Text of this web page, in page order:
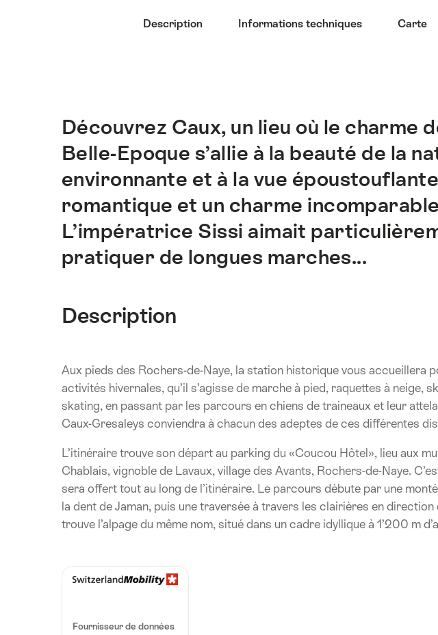
points
forts
sur
page.
Description Informations techniques Carte
Introduction
Découvrez Caux, un lieu où le charme
Belle-Epoque s’allie à la beauté de la
environnante et à la vue
romantique et un charme
L’impératrice Sissi aimait
pratiquer de longues marches...
Description
Aux pieds des Rochers-de-Naye, la station historique vous accueillera
activités hivernales, qu’il s’agisse de marche à pied, raquettes à neige,
skating, en passant par les parcours en chiens de traineaux et leur
Caux-Gresaleys conviendra à chacun des adeptes de ces différentes
L’itinéraire trouve son départ au parking du «Coucou Hôtel», lieu aux
Chablais, vignoble de Lavaux, village des Avants, Rochers-de-Naye.
sera offert tout au long de l’itinéraire. Le parcours débute par une
la dent de Jaman, puis une traversée à travers les clairières en direction
trouve l’alpage du même nom, situé dans un cadre idyllique à 1’200 m
Fournisseur de données